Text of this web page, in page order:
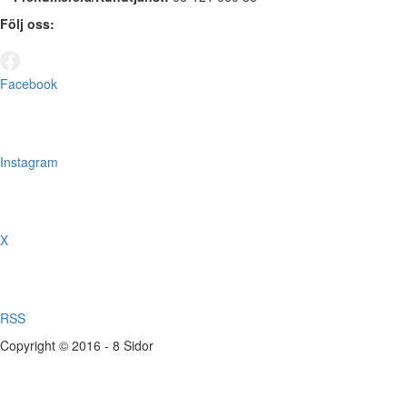
Följ oss:
Facebook
Instagram
X
RSS
Copyright © 2016 - 8 Sidor